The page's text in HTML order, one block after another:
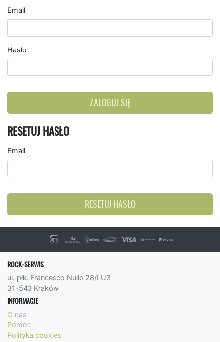
Email
Hasło
ZALOGUJ SIĘ
RESETUJ HASŁO
Email
RESETUJ HASŁO
ROCK-SERWIS
ul. płk. Francesco Nullo 28/LU3
31-543 Kraków
INFORMACJE
O nas
Pomoc
Polityka cookies